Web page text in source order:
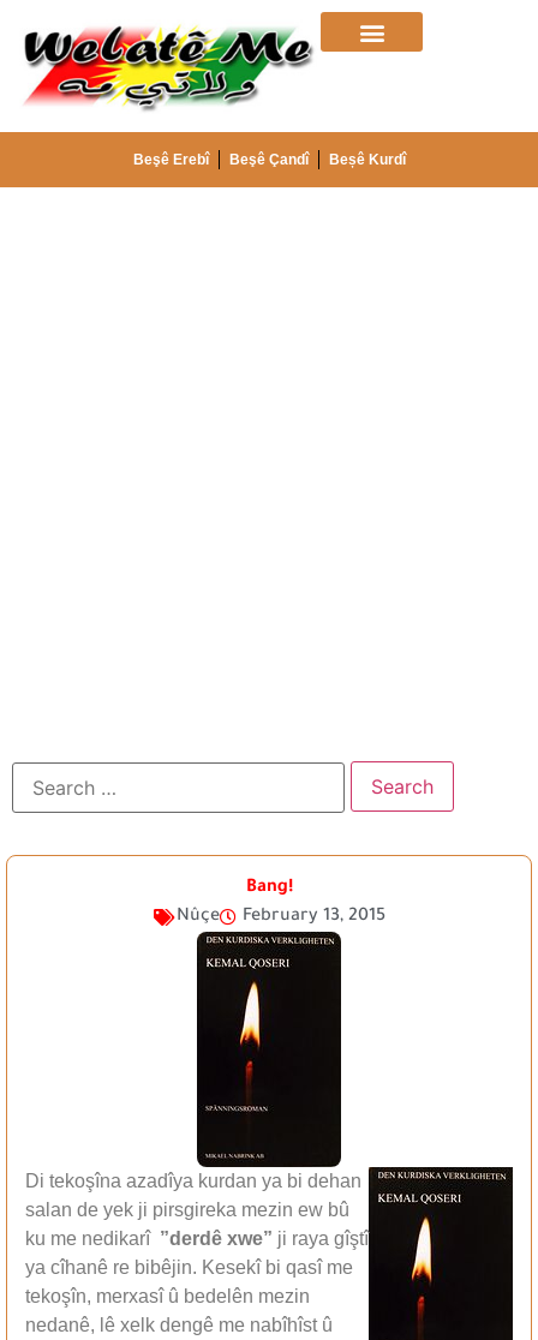
Beşê Erebî Beşê Çandî Beșê Kurdî
Bang!
Nûçe
February 13, 2015
Di tekoşîna azadîya kurdan ya bi dehan
salan de yek ji pirsgireka mezin ew bû
ku me nedikarî ”derdê xwe” ji raya gîştî
ya cîhanê re bibêjin. Kesekî bi qasî me
tekoşîn, merxasî û bedelên mezin
nedanê, lê xelk dengê me nabîhîst û